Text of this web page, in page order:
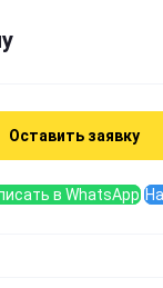
Оставить заявку
в WhatsApp